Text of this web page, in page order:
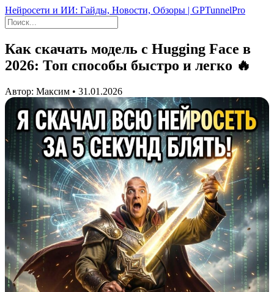
Нейросети и ИИ: Гайды, Новости, Обзоры | GPTunnelPro
Как скачать модель с Hugging Face в
2026: Топ способы быстро и легко 🔥
Автор: Максим • 31.01.2026